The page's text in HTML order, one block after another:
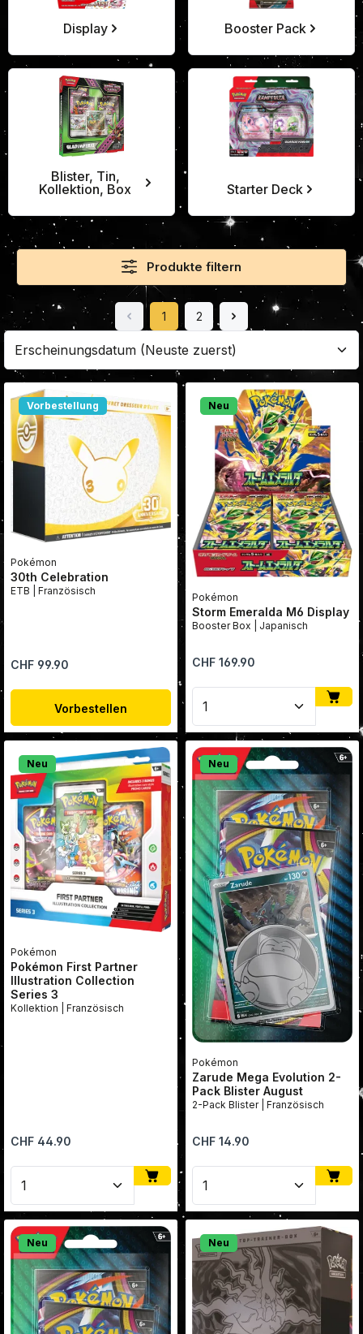
Display Booster Pack
Blister, Tin,
Kollektion, Box
Starter Deck
Produkte filtern
Seite
1
Seite
2
Vorbestellung
Pokémon
30th Celebration
ETB | Französisch
Regulärer Preis:
CHF 99.90
Vorbestellen
Neu
Pokémon
Storm Emeralda M6 Display
Booster Box | Japanisch
Regulärer Preis:
CHF 169.90
Produkt Anzahl: Gib
Neu
Pokémon
Pokémon First Partner
Illustration Collection
Series 3
Kollektion | Französisch
Regulärer Preis:
CHF 44.90
Produkt Anzahl: Gib den gewünschten Wert ein
Neu
Pokémon
Zarude Mega Evolution 2-
Pack Blister August
2-Pack Blister | Französisch
Regulärer Preis:
CHF 14.90
Produkt Anzahl: Gib
Neu Neu